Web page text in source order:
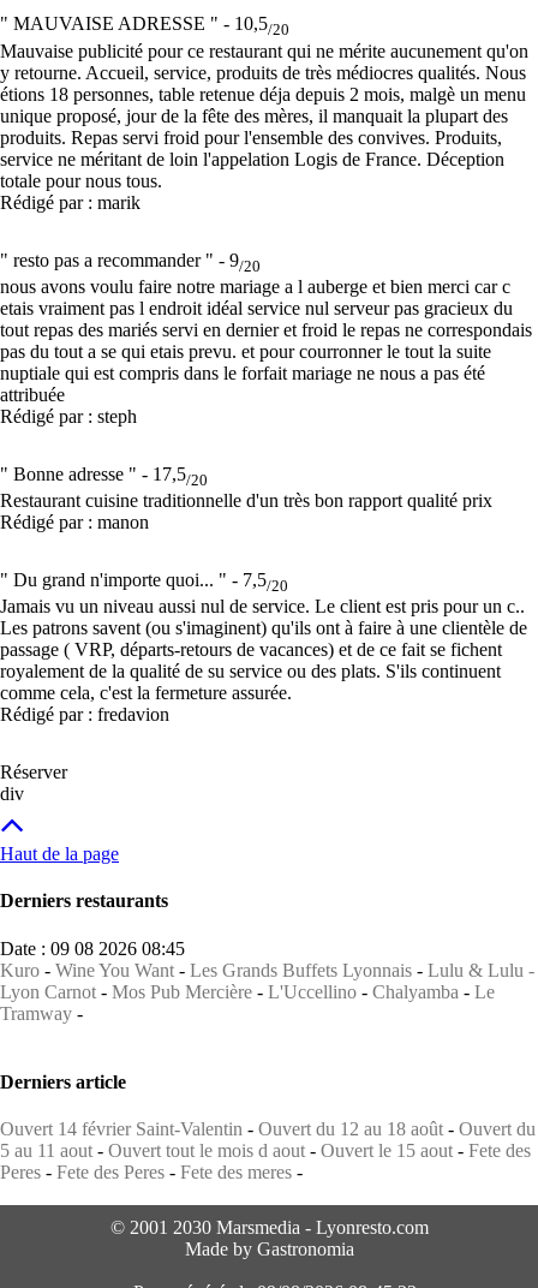
" MAUVAISE ADRESSE " - 10,5/20
Mauvaise publicité pour ce restaurant qui ne mérite aucunement qu'on
y retourne. Accueil, service, produits de très médiocres qualités. Nous
étions 18 personnes, table retenue déja depuis 2 mois, malgè un menu
unique proposé, jour de la fête des mères, il manquait la plupart des
produits. Repas servi froid pour l'ensemble des convives. Produits,
service ne méritant de loin l'appelation Logis de France. Déception
totale pour nous tous.
Rédigé par : marik
" resto pas a recommander " - 9/20
nous avons voulu faire notre mariage a l auberge et bien merci car c
etais vraiment pas l endroit idéal service nul serveur pas gracieux du
tout repas des mariés servi en dernier et froid le repas ne correspondais
pas du tout a se qui etais prevu. et pour courronner le tout la suite
nuptiale qui est compris dans le forfait mariage ne nous a pas été
attribuée
Rédigé par : steph
" Bonne adresse " - 17,5/20
Restaurant cuisine traditionnelle d'un très bon rapport qualité prix
Rédigé par : manon
" Du grand n'importe quoi... " - 7,5/20
Jamais vu un niveau aussi nul de service. Le client est pris pour un c..
Les patrons savent (ou s'imaginent) qu'ils ont à faire à une clientèle de
passage ( VRP, départs-retours de vacances) et de ce fait se fichent
royalement de la qualité de su service ou des plats. S'ils continuent
comme cela, c'est la fermeture assurée.
Rédigé par : fredavion
Réserver
div
Haut de la page
Derniers restaurants
Date : 09 08 2026 08:45
Kuro - Wine You Want - Les Grands Buffets Lyonnais - Lulu & Lulu -
Lyon Carnot - Mos Pub Mercière - L'Uccellino - Chalyamba - Le
Tramway -
Derniers article
Ouvert 14 février Saint-Valentin - Ouvert du 12 au 18 août - Ouvert du
5 au 11 aout - Ouvert tout le mois d aout - Ouvert le 15 aout - Fete des
Peres - Fete des Peres - Fete des meres -
© 2001 2030 Marsmedia - Lyonresto.com
Made by Gastronomia